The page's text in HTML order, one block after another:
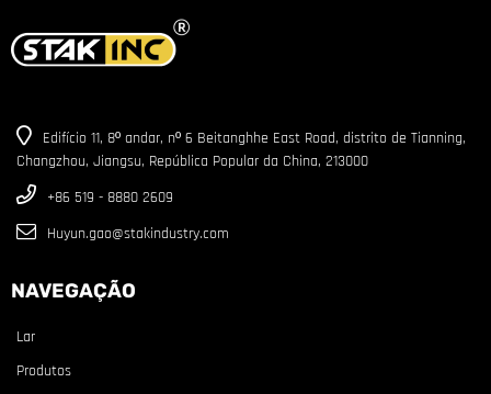
Edifício 11, 8º andar, nº 6 Beitanghhe East Road, distrito de Tianning,
Changzhou, Jiangsu, República Popular da China, 213000
+86 519 - 8880 2609
Huyun.gao@stakindustry.com
NAVEGAÇÃO
Lar
Produtos